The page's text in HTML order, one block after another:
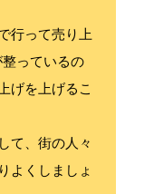
行って売り上
っているの
げを上げるこ
て、街の人々
よくしましょ